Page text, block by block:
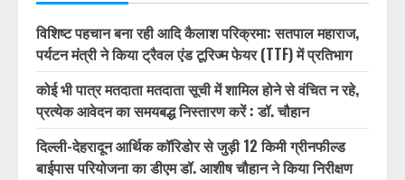
विशिष्ट पहचान बना रही आदि कैलाश परिक्रमा: सतपाल महाराज,
पर्यटन मंत्री ने किया ट्रैवल एंड टूरिज्म फेयर (TTF) में प्रतिभाग
कोई भी पात्र मतदाता मतदाता सूची में शामिल होने से वंचित न रहे,
प्रत्येक आवेदन का समयबद्ध निस्तारण करें : डॉ. चौहान
दिल्ली-देहरादून आर्थिक कॉरिडोर से जुड़ी 12 किमी ग्रीनफील्ड
बाईपास परियोजना का डीएम डॉ. आशीष चौहान ने किया निरीक्षण